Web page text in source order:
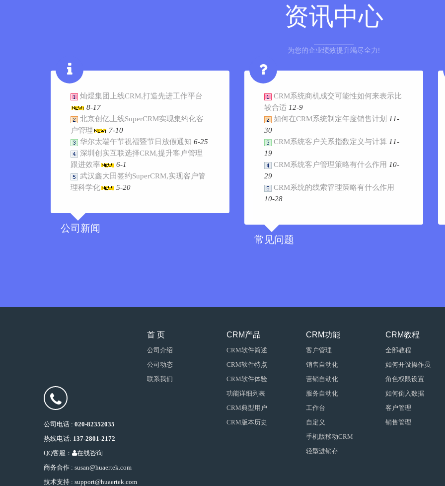
资讯中心
为您的企业绩效提升竭尽全力!
灿煜集团上线CRM,打造先进工作平台
8-17
北京创亿上线SuperCRM实现集约化客
户管理
7-10
华尔太端午节祝福暨节日放假通知 6-25
深圳创实互联选择CRM,提升客户管理
跟进效率
6-1
武汉鑫大田签约SuperCRM,实现客户管
理科学化
5-20
公司新闻
CRM系统商机成交可能性如何来表示比
较合适 12-9
如何在CRM系统制定年度销售计划
11-
30
CRM系统客户关系指数定义与计算11-
19
CRM系统客户管理策略有什么作用 10-
29
CRM系统的线索管理策略有什么作用
10-28
常见问题
CRM教程
全部教程
如何开设操作员
角色权限设置
如何倒入数据
客户管理
销售管理
CRM功能
客户管理
销售自动化
营销自动化
服务自动化
工作台
自定义
手机版移动CRM
轻型进销存
CRM产品
CRM软件简述
CRM软件特点
CRM软件体验
功能详细列表
CRM典型用户
CRM版本历史
首 页
公司介绍
公司动态
联系我们
公司电话 : 020-82352035
热线电话: 137-2801-2172
QQ客服：
在线咨询
商务合作 : susan@huaertek.com
技术支持 : support@huaertek.com